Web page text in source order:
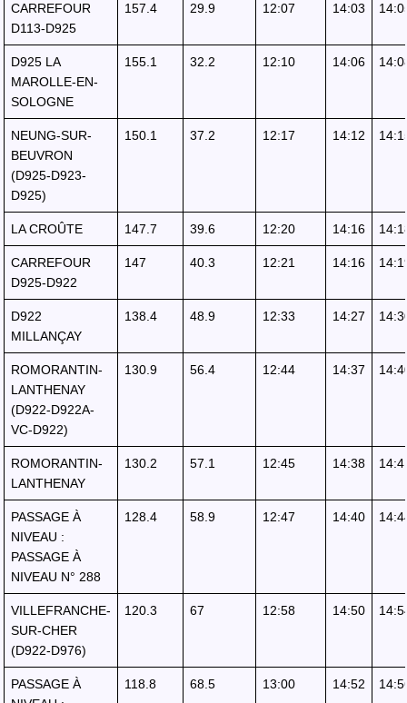
CARREFOUR
D113-D925
157.4 29.9 12:07 14:03
D925 LA
MAROLLE-EN-
SOLOGNE
155.1 32.2 12:10 14:06
NEUNG-SUR-
BEUVRON
(D925-D923-
D925)
150.1 37.2 12:17 14:12
LA CROÛTE 147.7 39.6 12:20 14:16
CARREFOUR
D925-D922
147 40.3 12:21 14:16
D922
MILLANÇAY
138.4 48.9 12:33 14:27
ROMORANTIN-
LANTHENAY
(D922-D922A-
VC-D922)
130.9 56.4 12:44 14:37
ROMORANTIN-
LANTHENAY
130.2 57.1 12:45 14:38
PASSAGE À
NIVEAU :
PASSAGE À
NIVEAU N° 288
128.4 58.9 12:47 14:40
VILLEFRANCHE-
SUR-CHER
(D922-D976)
120.3 67 12:58 14:50
PASSAGE À
118.8 68.5 13:00 14:52